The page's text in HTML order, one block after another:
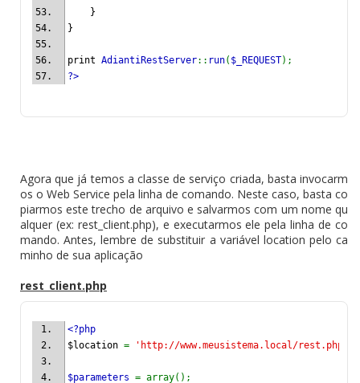
    }
}
print AdiantiRestServer:: run( $_REQUEST);
?>
Agora que já temos a classe de serviço criada, basta invocarm
os o Web Service pela linha de comando. Neste caso, basta co
piarmos este trecho de arquivo e salvarmos com um nome qu
alquer (ex: rest_client.php), e executarmos ele pela linha de co
mando. Antes, lembre de substituir a variável location pelo ca
minho de sua aplicação
rest_client.php
<?php
$location = 'http://www.meusistema.local/rest.php'
$parameters = array();